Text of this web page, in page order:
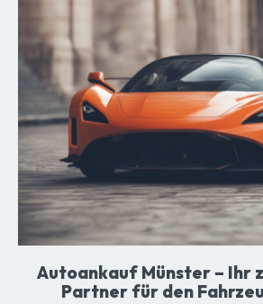
Autoankauf Münster – Ihr
Partner für den